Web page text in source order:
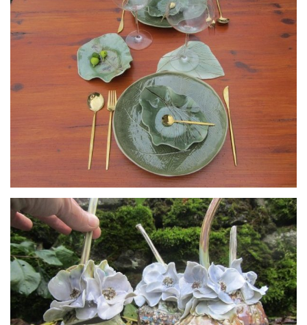
Assiettes "collection automne "porcelaine et grès
Assiettes impression fougère, coupelles à dessert" herbes folles" :
Porcelaine et grès